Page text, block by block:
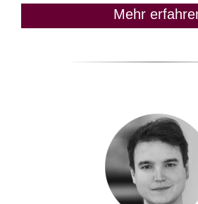
Mehr